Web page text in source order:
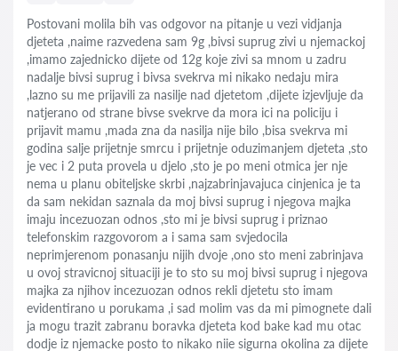
Postovani molila bih vas odgovor na pitanje u vezi vidjanja
djeteta ,naime razvedena sam 9g ,bivsi suprug zivi u njemackoj
,imamo zajednicko dijete od 12g koje zivi sa mnom u zadru
nadalje bivsi suprug i bivsa svekrva mi nikako nedaju mira
,lazno su me prijavili za nasilje nad djetetom ,dijete izjevljuje da
natjerano od strane bivse svekrve da mora ici na policiju i
prijavit mamu ,mada zna da nasilja nije bilo ,bisa svekrva mi
godina salje prijetnje smrcu i prijetnje oduzimanjem djeteta ,sto
je vec i 2 puta provela u djelo ,sto je po meni otmica jer nje
nema u planu obiteljske skrbi ,najzabrinjavajuca cinjenica je ta
da sam nekidan saznala da moj bivsi suprug i njegova majka
imaju incezuozan odnos ,sto mi je bivsi suprug i priznao
telefonskim razgovorom a i sama sam svjedocila
neprimjerenom ponasanju nijih dvoje ,ono sto meni zabrinjava
u ovoj stravicnoj situaciji je to sto su moj bivsi suprug i njegova
majka za njihov incezuozan odnos rekli djetetu sto imam
evidentirano u porukama ,i sad molim vas da mi pimognete dali
ja mogu trazit zabranu boravka djeteta kod bake kad mu otac
dodje iz njemacke posto to nikako niie sigurna okolina za dijete